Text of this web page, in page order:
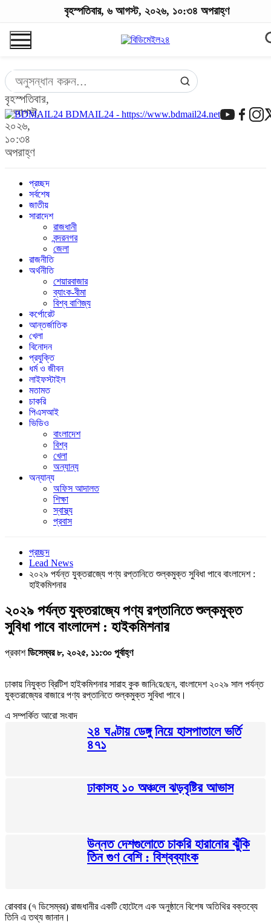
বৃহস্পতিবার,
৬ আগস্ট,
২০২৬,
১০:৩৪
অপরাহ্ণ
BDMAIL24 - https://www.bdmail24.net
প্রচ্ছদ
সর্বশেষ
জাতীয়
সারাদেশ
রাজধানী
বন্দরনগর
জেলা
রাজনীতি
অর্থনীতি
শেয়ারবাজার
ব্যাংক-বীমা
বিশ্ব বাণিজ্য
কর্পোরেট
আন্তর্জাতিক
খেলা
বিনোদন
প্রযুক্তি
ধর্ম ও জীবন
লাইফস্টাইল
মতামত
চাকরি
পিএসআই
ভিডিও
বাংলাদেশ
বিশ্ব
খেলা
অন্যান্য
অন্যান্য
অফিস আদালত
শিক্ষা
স্বাস্থ্য
প্রবাস
বৃহস্পতিবার, ৬ আগস্ট, ২০২৬, ১০:৩৪ অপরাহ্ণ
প্রচ্ছদ
Lead News
২০২৯ পর্যন্ত যুক্তরাজ্যে পণ্য রপ্তানিতে শুল্কমুক্ত সুবিধা পাবে বাংলাদেশ :
হাইক‌মিশনার
২০২৯ পর্যন্ত যুক্তরাজ্যে পণ্য রপ্তানিতে শুল্কমুক্ত
সুবিধা পাবে বাংলাদেশ : হাইক‌মিশনার
প্রকাশডিসেম্বর ৮, ২০২৫, ১১:৩০ পূর্বাহ্ণ
ঢাকায় নিযুক্ত ব্রিটিশ হাইকমিশনার সারাহ কুক জা‌নি‌য়ে‌ছেন, বাংলাদেশ ২০২৯ সাল পর্যন্ত
যুক্তরাজ্যের বাজারে পণ্য রপ্তানিতে শুল্কমুক্ত সুবিধা পাবে।
এ সম্পর্কিত আরো সংবাদ
২৪ ঘণ্টায় ডেঙ্গু নিয়ে হাসপাতালে ভর্তি
৪৭১
ঢাকাসহ ১০ অঞ্চলে ঝড়বৃষ্টির আভাস
উন্নত দেশগুলোতে চাকরি হারানোর ঝুঁকি
তিন গুণ বেশি : বিশ্বব্যাংক
রোববার (৭ ডিসেম্বর) রাজধানীর একটি হোটেলে এক অনুষ্ঠানে বিশেষ অতিথির বক্তব্যে
তিনি এ তথ্য জানান।